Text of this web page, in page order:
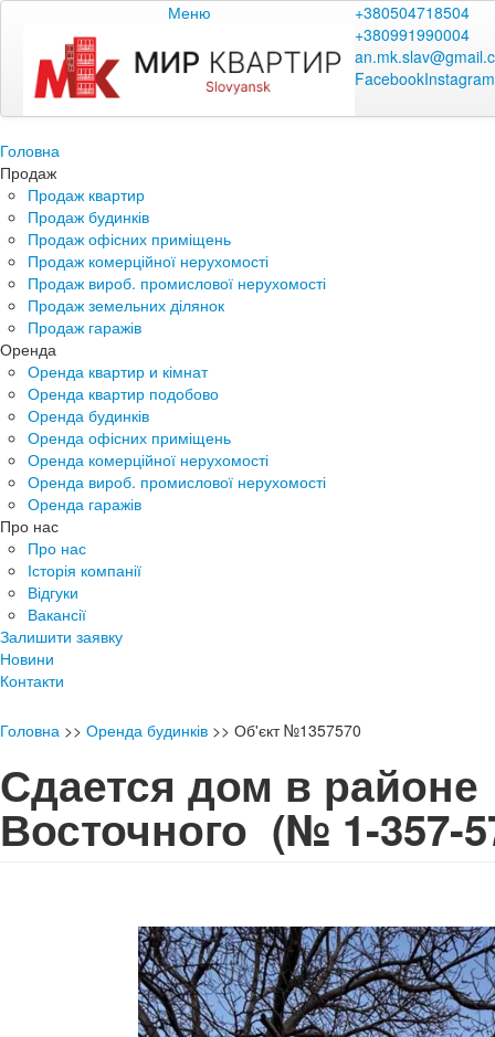
Меню
+380504718504
+380991990004
FacebookInstagram
Головна
Продаж
Продаж квартир
Продаж будинків
Продаж офісних приміщень
Продаж комерційної нерухомості
Продаж вироб. промислової нерухомості
Продаж земельних ділянок
Продаж гаражів
Оренда
Оренда квартир и кімнат
Оренда квартир подобово
Оренда будинків
Оренда офісних приміщень
Оренда комерційної нерухомості
Оренда вироб. промислової нерухомості
Оренда гаражів
Про нас
Про нас
Історія компанії
Відгуки
Вакансії
Залишити заявку
Новини
Контакти
Головна >> Оренда будинків >> Об'єкт №1357570
Сдается дом в районе
Восточного (№ 1-357-